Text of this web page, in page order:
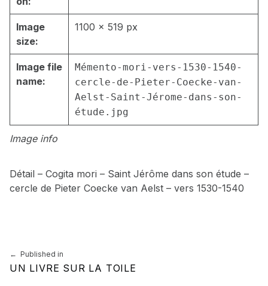
Image info
Image
size:
1100 × 519 px
Image file
name:
Mémento-mori-vers-1530-1540-
cercle-de-Pieter-Coecke-van-
Aelst-Saint-Jérome-dans-son-
étude.jpg
Détail – Cogita mori – Saint Jérôme dans son étude –
cercle de Pieter Coecke van Aelst – vers 1530-1540
Navigation de l’article
Published in
UN LIVRE SUR LA TOILE